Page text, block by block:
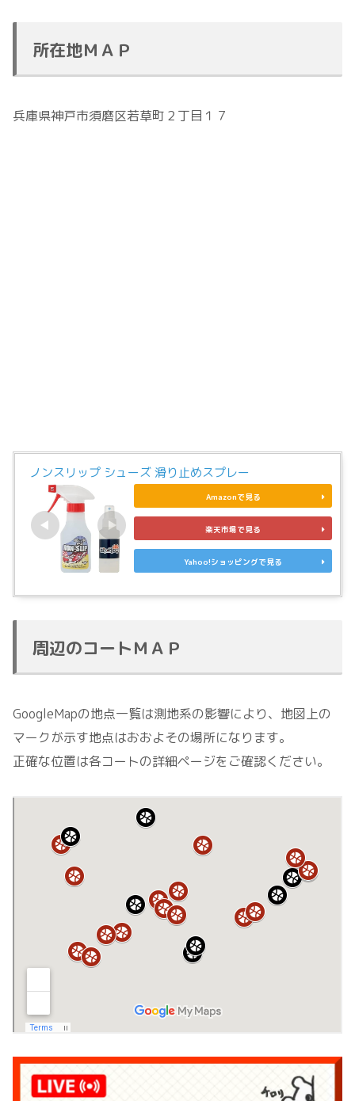
所在地ＭＡＰ
兵庫県神戸市須磨区若草町２丁目１７
ノンスリップ シューズ 滑り止めスプレー
Amazonで見る
楽天市場で見る
Yahoo!ショッピングで見る
周辺のコートＭＡＰ
GoogleMapの地点一覧は測地系の影響により、地図上の
マークが示す地点はおおよその場所になります。
正確な位置は各コートの詳細ページをご確認ください。